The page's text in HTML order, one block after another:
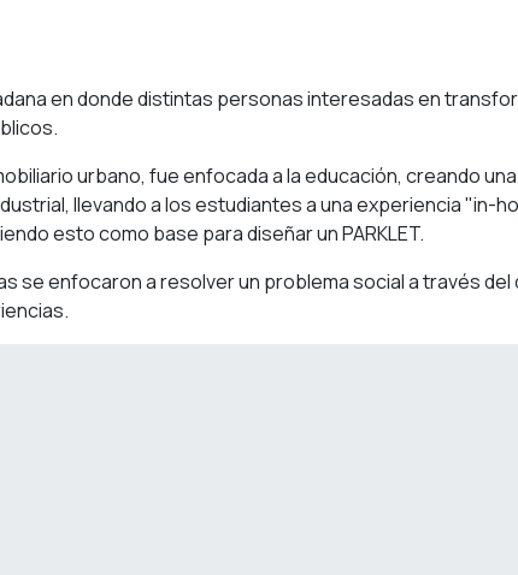
en donde distintas personas interesadas en
urbano, fue enfocada a la educación, creando
llevando a los estudiantes a una experiencia "in-
esto como base para diseñar un PARKLET.
se enfocaron a resolver un problema social a través del